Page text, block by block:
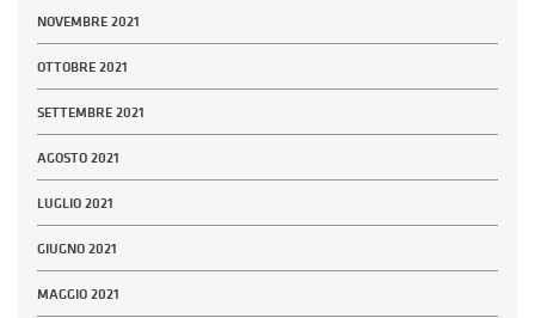
NOVEMBRE 2021
OTTOBRE 2021
SETTEMBRE 2021
AGOSTO 2021
LUGLIO 2021
GIUGNO 2021
MAGGIO 2021